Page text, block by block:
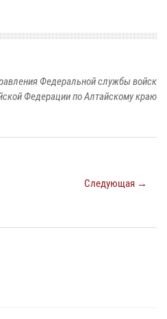
Федеральной службы войск
Федерации по Алтайскому краю
Следующая →